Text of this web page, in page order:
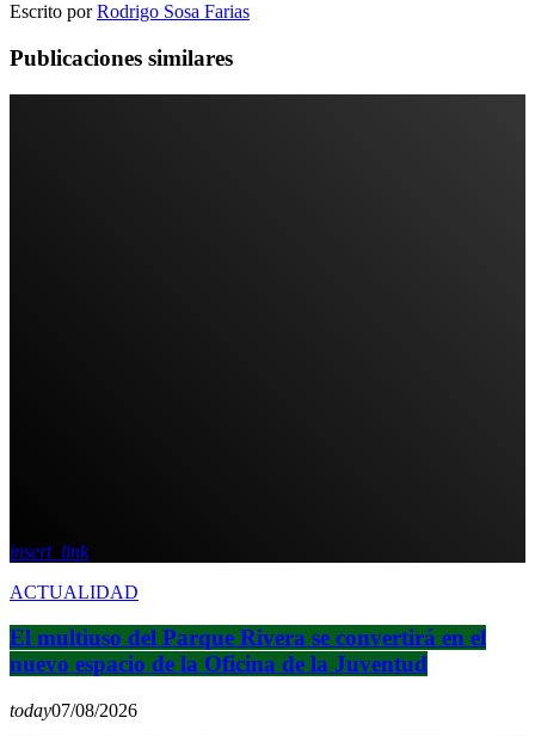
Escrito porRodrigo Sosa Farias
Publicaciones similares
insert_link
ACTUALIDAD
El multiuso del Parque Rivera se convertirá en el
nuevo espacio de la Oficina de la Juventud
today07/08/2026